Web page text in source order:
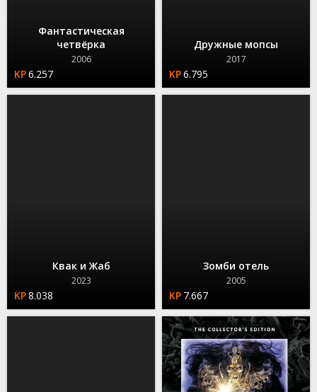
Фантастическая
четвёрка
2006
6.257
Дружные мопсы
2017
6.795
Квак и Жаб
2023
8.038
Зомби отель
2005
7.667